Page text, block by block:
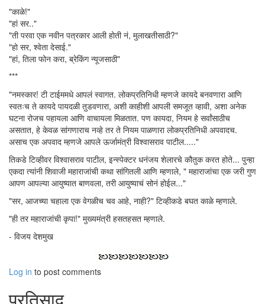
"काळे!"
"हां सर.."
"ती परवा एक नवीन पत्रकार आली होती नं, मुलाखतीसाठी?"
"हो सर, श्वेता देसाई."
"हां, तिला फोन करा, ब्रेकिंग न्यूजसाठी"
***
"नमस्कार! टी टाईममधे आपलं स्वागत. लोकप्रतिनिधी म्हणजे कायदे बनवणारा आणि
स्वतःच ते कायदे पायदळी तुडवणारा, अशी काहीशी आपली समजूत व्हावी, अशा अनेक
घटना रोजच पहायला आणि वाचायला मिळतात. पण कायदा, नियम हे सर्वांसाठीच
असतात, हे केवळ सांगणाराच नव्हे तर ते नियम पाळणारा लोकप्रतिनिधी अपवादच.
असाच एक अपवाद म्हणजे आपले ऊर्जामंत्री विश्वासराव पाटील....."
तिकडे टिव्हीवर विश्वासराव पाटील, इन्स्पेक्टर धनंजय शेलारचे कौतुक करत होते... पुन्हा
एकदा त्यांनी शिवाजी महाराजांची कथा सांगितली आणि म्हणाले, " महाराजांचा एक जरी गुण
आपण आपल्या आयुष्यात बाणवला, तरी आयुष्याचं सोनं होईल..."
"सर, आजच्या चहाला एक वेगळीच चव आहे, नाही?" टिव्हीकडे बघत काळे म्हणाले.
"ही तर महाराजांची कृपा!" मुख्यमंत्री हसतहसत म्हणाले.
- विजय देशमुख
Log in to post comments